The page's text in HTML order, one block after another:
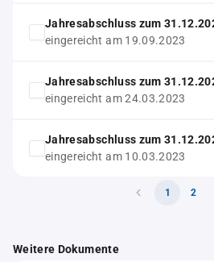
Jahresabschluss zum
eingereicht am 19.09.2023
Jahresabschluss zum
eingereicht am 24.03.2023
Jahresabschluss zum
eingereicht am 10.03.2023
1 2
Weitere Dokumente